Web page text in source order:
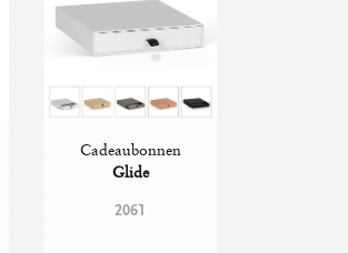
Cadeaubonnen
Glide
2061